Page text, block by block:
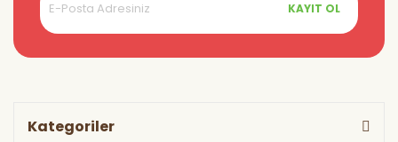
KAYIT OL
Kategoriler